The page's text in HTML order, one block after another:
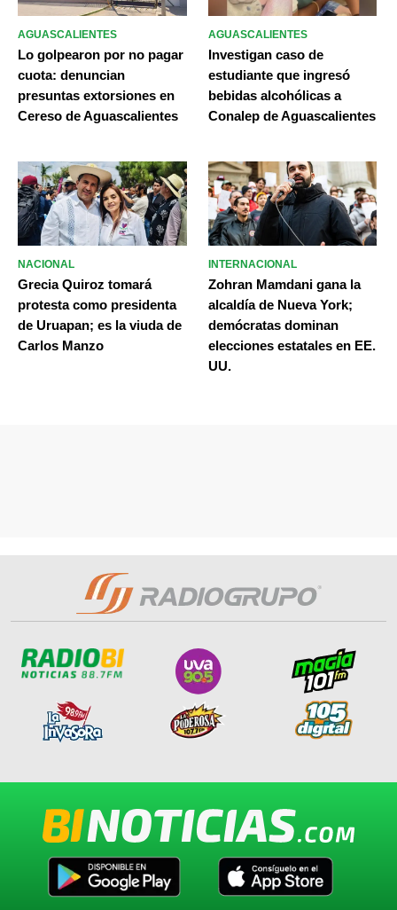
AGUASCALIENTES
Lo golpearon por no pagar
cuota: denuncian
presuntas extorsiones en
Cereso de Aguascalientes
AGUASCALIENTES
Investigan caso de
estudiante que ingresó
bebidas alcohólicas a
Conalep de Aguascalientes
NACIONAL
Grecia Quiroz tomará
protesta como presidenta
de Uruapan; es la viuda de
Carlos Manzo
INTERNACIONAL
Zohran Mamdani gana la
alcaldía de Nueva York;
demócratas dominan
elecciones estatales en EE.
UU.